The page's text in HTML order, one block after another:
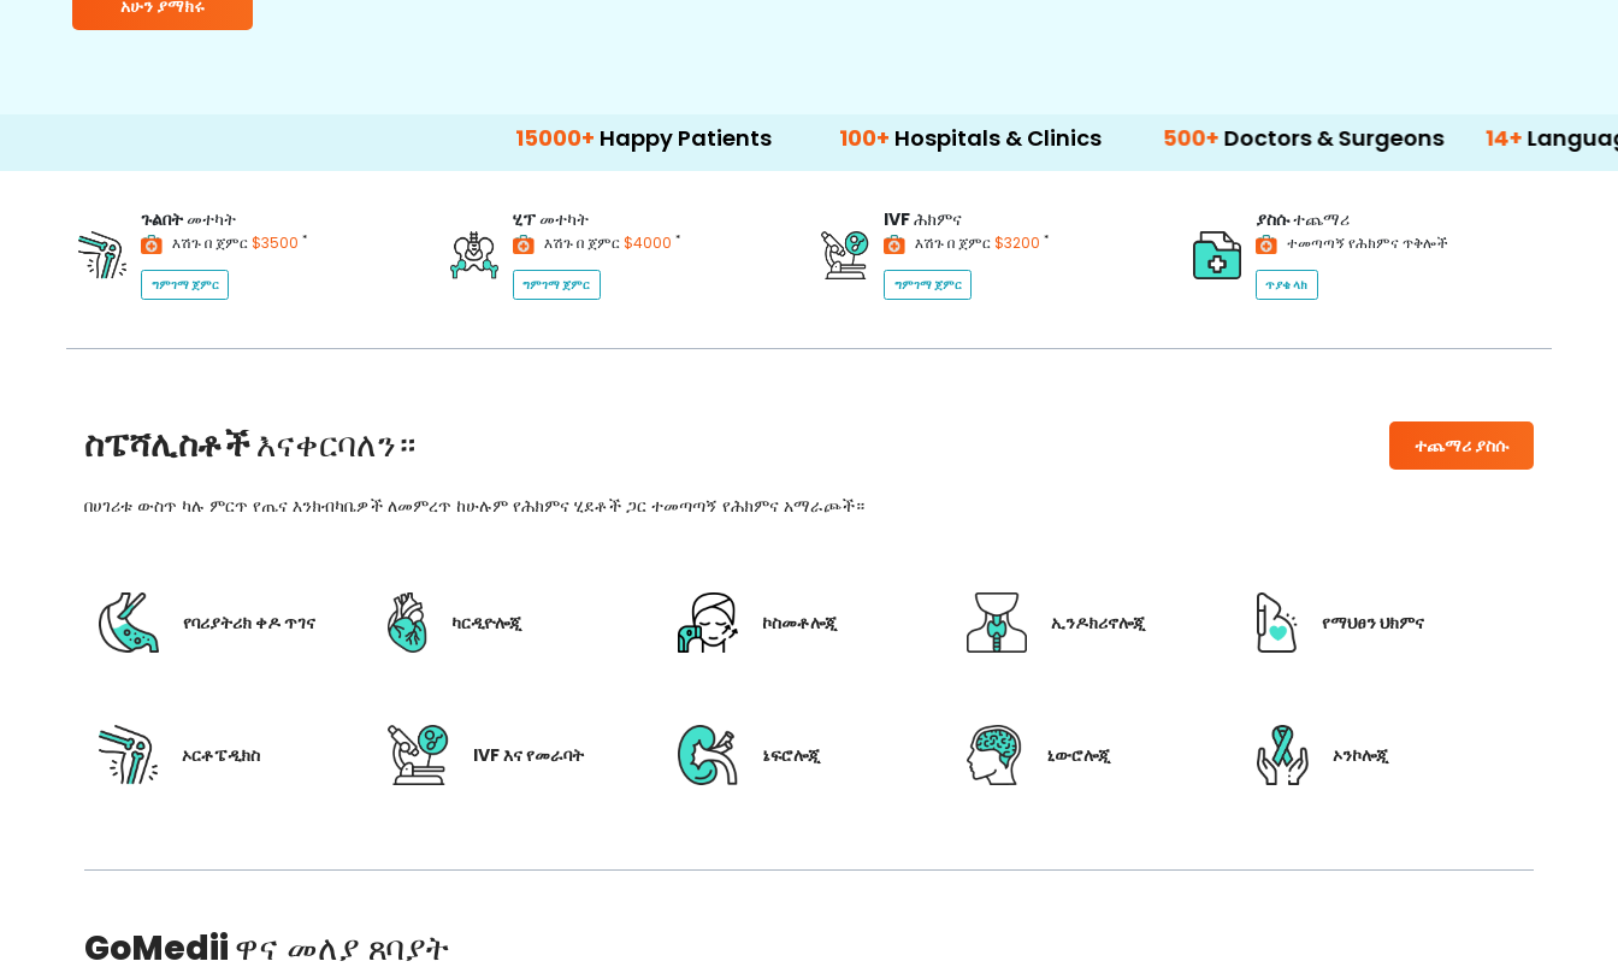
አሁን ያማክሩ
Happy Patients 100+ Hospitals & Clinics 500+ Doctors & Surgeons 14+Language
ጉልበትመተካት
እሽጉ በ ጀምር$3500 *
ግምገማ ጀምር
ሂፕመተካት
እሽጉ በ ጀምር$4000 *
ግምገማ ጀምር
IVFሕክምና
እሽጉ በ ጀምር$3200 *
ግምገማ ጀምር
ያስሱተጨማሪ
ተመጣጣኝ የሕክምና ጥቅሎች
ጥያቄ ላክ
ስፔሻሊስቶችእናቀርባለን። ተጨማሪ ያስሱ
በሀገሪቱ ውስጥ ካሉ ምርጥ የጤና እንክብካቤዎች ለመምረጥ ከሁሉም የሕክምና ሂደቶች ጋር ተመጣጣኝ የሕክምና አማራጮች።
የባሪያትሪክ ቀዶ ጥገና ካርዲዮሎጂ ኮስመቶሎጂ ኢንዶክሪኖሎጂ የማህፀን ህክምና
ኦርቶፔዲክስ IVF እና የመራባት ኔፍሮሎጂ ኒውሮሎጂ ኦንኮሎጂ
GoMediiዋና መለያ ጸባያት